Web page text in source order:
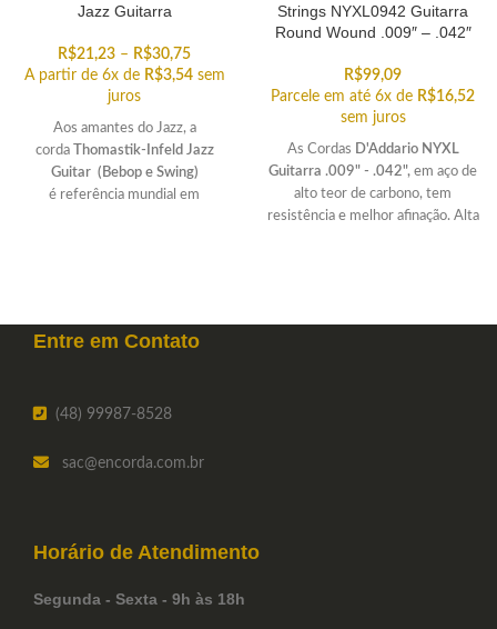
Jazz Guitarra
R$21,23 – R$30,75
A partir de 6x de R$3,54 sem
juros
Aos amantes do Jazz, a
corda
Thomastik-Infeld Jazz
Guitar (Bebop e Swing)
é referência mundial em
Strings NYXL0942 Guitarra
Round Wound .009″ – .042″
R$99,09
Parcele em até 6x de R$16,52
sem juros
As Cordas
D'Addario NYXL
Guitarra .009" - .042", em aço de
alto teor de carbono, tem
resistência e melhor afinação. Alta
Entre em Contato
(48) 99987-8528
sac@encorda.com.br
Horário de Atendimento
Segunda - Sexta - 9h às 18h